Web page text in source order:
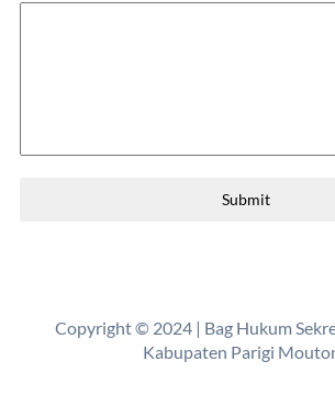
Submit
Copyright © 2024 | Bag Hukum
Kabupaten Parigi